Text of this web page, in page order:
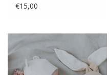
€15,00